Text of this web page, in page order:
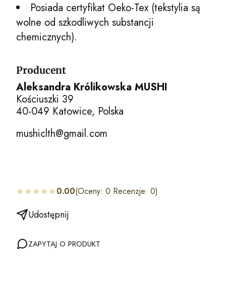
Posiada certyfikat Oeko-Tex (tekstylia są
wolne od szkodliwych substancji
chemicznych).
Producent
Aleksandra Królikowska MUSHI
Kościuszki 39
40-049 Katowice, Polska
mushiclth@gmail.com
0.00(Oceny: 0 Recenzje: 0)
Udostępnij
ZAPYTAJ O PRODUKT